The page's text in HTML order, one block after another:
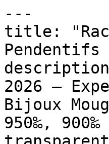
---
title:
Pendentifs
2026 —
Bijoux
950‰,